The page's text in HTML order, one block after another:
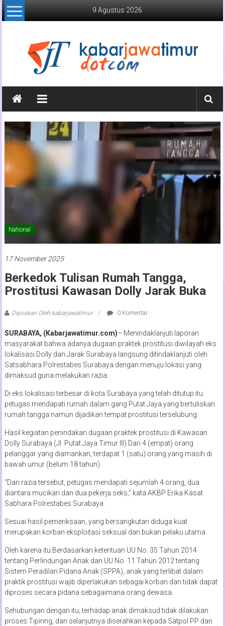
Lompat
ke
9 Agustus 2026
Kabar
Jawa
Timur
Media
Jawa
Timur
National
17 November 2025
Berkedok Tulisan Rumah Tangga,
Prostitusi Kawasan Dolly Jarak Buka
Diposkan Oleh:kabarjawatimur 0 Komentar
SURABAYA, (Kabarjawatimur.com)– Menindaklanjuti laporan
masyarakat bahwa adanya dugaan praktek prostitusi diwilayah eks
lokalisasi Dolly dan Jarak Surabaya langsung ditindaklanjuti oleh
Satsabhara Polrestabes Surabaya dengan menuju lokasi yang
dimaksud guna melakukan razia.
Di eks lokalisasi terbesar di kota Surabaya yang telah ditutup itu
petugas mendapati rumah dalam gang Putat Jaya yang bertuliskan
rumah tangga namun dijadikan tempat prostitusi terselubung.
Hasil kegiatan penindakan dugaan praktek prostitusi di Kawasan
Dolly Surabaya (Jl. Putat Jaya Timur III) Dari 4 (empat) orang
pelanggar yang diamankan, terdapat 1 (satu) orang yang masih di
bawah umur (belum 18 tahun).
“Dari razia tersebut, petugas mendapati sejumlah 4 orang, dua
diantara mucikari dan dua pekerja seks,” kata AKBP Erika Kasat
Sabhara Polrestabes Surabaya.
Sesuai hasil pemeriksaan, yang bersangkutan diduga kuat
merupakan korban eksploitasi seksual dan bukan pelaku utama.
Oleh karena itu Berdasarkan ketentuan UU No. 35 Tahun 2014
tentang Perlindungan Anak dan UU No. 11 Tahun 2012 tentang
Sistem Peradilan Pidana Anak (SPPA), anak yang terlibat dalam
praktik prostitusi wajib diperlakukan sebagai korban dan tidak dapat
diproses secara pidana sebagaimana orang dewasa.
Sehubungan dengan itu, terhadap anak dimaksud tidak dilakukan
proses Tipiring, dan selanjutnya diserahkan kepada Satpol PP dan